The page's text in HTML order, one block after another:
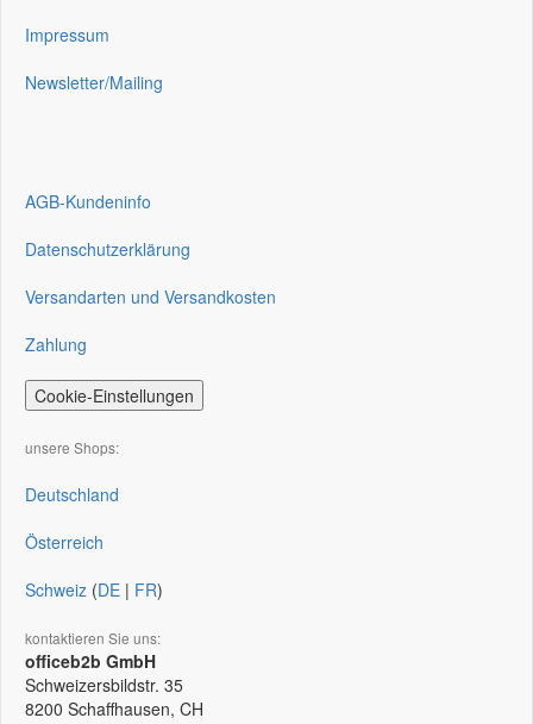
Impressum
Newsletter/Mailing
AGB-Kundeninfo
Datenschutzerklärung
Versandarten und Versandkosten
Zahlung
Cookie-Einstellungen
unsere Shops:
Deutschland
Österreich
Schweiz (DE | FR)
kontaktieren Sie uns:
officeb2b GmbH
Schweizersbildstr. 35
8200 Schaffhausen, CH